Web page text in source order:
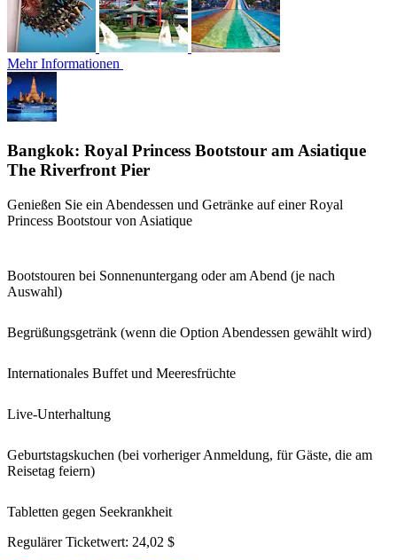
Mehr Informationen
Bangkok: Royal Princess Bootstour am Asiatique
The Riverfront Pier
Genießen Sie ein Abendessen und Getränke auf einer Royal
Princess Bootstour von Asiatique
Bootstouren bei Sonnenuntergang oder am Abend (je nach
Auswahl)
Begrüßungsgetränk (wenn die Option Abendessen gewählt wird)
Internationales Buffet und Meeresfrüchte
Live-Unterhaltung
Geburtstagskuchen (bei vorheriger Anmeldung, für Gäste, die am
Reisetag feiern)
Tabletten gegen Seekrankheit
Regulärer Ticketwert: 24,02 $